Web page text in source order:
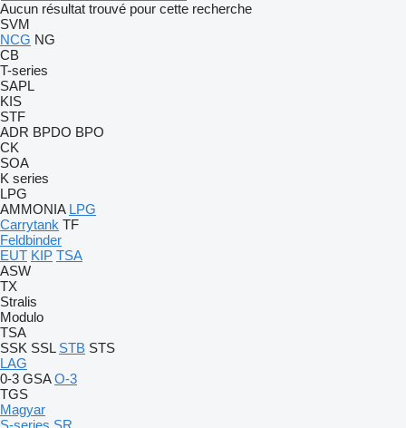
Aucun résultat trouvé pour cette recherche
SVM
NCG NG
CB
T-series
SAPL
KIS
STF
ADR BPDO BPO
CK
SOA
K series
LPG
AMMONIA LPG
Carrytank TF
Feldbinder
EUT KIP TSA
ASW
TX
Stralis
Modulo
TSA
SSK SSL STB STS
LAG
0-3 GSA O-3
TGS
Magyar
S-series SR